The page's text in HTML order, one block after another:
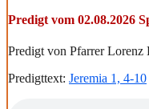
Predigt vom 02.08.2026
Predigt von Pfarrer Lorenz
Predigttext: Jeremia 1, 4-10